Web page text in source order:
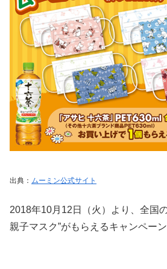
出典： ムーミン公式サイト
2018年10月12日（火）より、全国
親子マスク”がもらえるキャンペー